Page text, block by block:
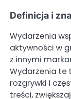
Definicja i
Wydarzenia
aktywności w
z innymi
Wydarzenia te
rozgrywki i
treści,